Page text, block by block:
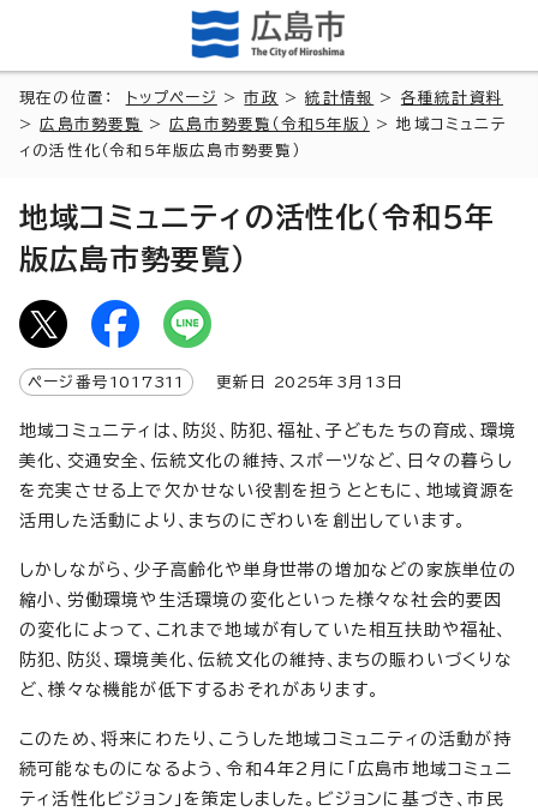
現在の位置： トップページ >市政 >統計情報 > 各種統計資料
>広島市勢要覧 >広島市勢要覧（令和5年版）
> 地域コミュニテ
ィの活性化（令和5年版広島市勢要覧）
地域コミュニティの活性化（令和5年
版広島市勢要覧）
ページ番号 1017311 更新日 2025年3月 13 日
地域コミュニティは、防災、防犯、福祉、子どもたちの育成、環境
美化、交通安全、伝統文化の維持、スポーツなど、日々の暮らし
を充実させる上で欠かせない役割を担うとともに、地域資源を
活用した活動により、まちのにぎわいを創出しています。
しかしながら、少子高齢化や単身世帯の増加などの家族単位の
縮小、労働環境や生活環境の変化といった様々な社会的要因
の変化によって、これまで地域が有していた相互扶助や福祉、
防犯、防災、環境美化、伝統文化の維持、まちの賑わいづくりな
ど、様々な機能が低下するおそれがあります。
このため、将来にわたり、こうした地域コミュニティの活動が持
続可能なものになるよう、令和4年2月に「広島市地域コミュニ
ティ活性化ビジョン」を策定しました。ビジョンに基づき、市民